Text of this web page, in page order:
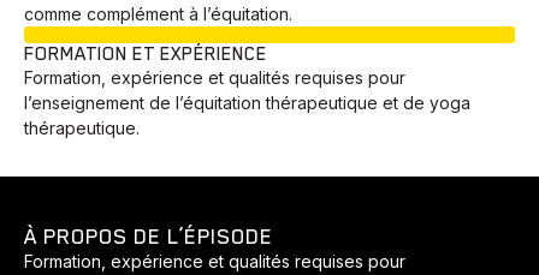
comme complément à l’équitation.
FORMATION ET EXPÉRIENCE
Formation, expérience et qualités requises pour
l’enseignement de l’équitation thérapeutique et de yoga
thérapeutique.
À PROPOS DE L’ÉPISODE
Formation, expérience et qualités requises pour